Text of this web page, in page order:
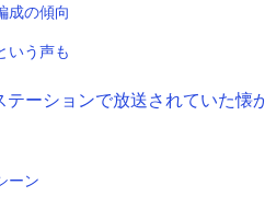
成の傾向
いう声も
テーションで放送されていた懐
ーン